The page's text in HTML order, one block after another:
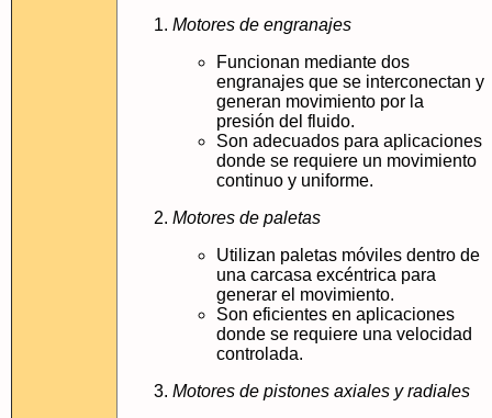
Motores de engranajes
Funcionan mediante dos
engranajes que se interconectan y
generan movimiento por la
presión del fluido.
Son adecuados para aplicaciones
donde se requiere un movimiento
continuo y uniforme.
Motores de paletas
Utilizan paletas móviles dentro de
una carcasa excéntrica para
generar el movimiento.
Son eficientes en aplicaciones
donde se requiere una velocidad
controlada.
Motores de pistones axiales y radiales